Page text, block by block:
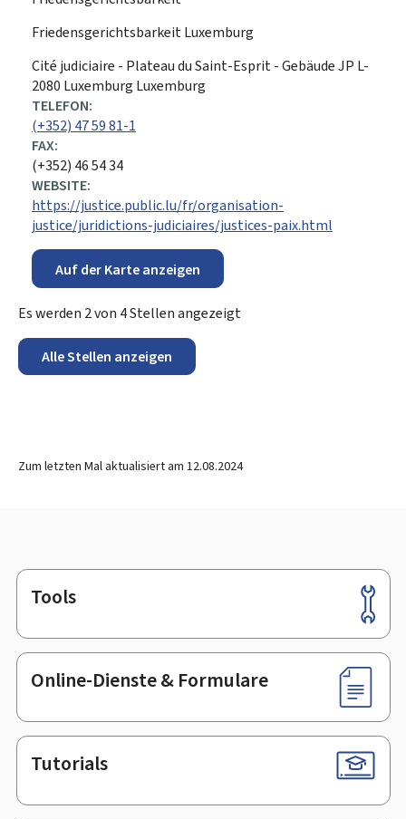
Friedensgerichtsbarkeit Luxemburg
ADRESSE:
Cité judiciaire - Plateau du Saint-Esprit - Gebäude JP L-
2080 Luxemburg Luxemburg
TELEFON:
(+352) 47 59 81-1
FAX:
(+352) 46 54 34
WEBSITE:
https://justice.public.lu/fr/organisation-
justice/juridictions-judiciaires/justices-paix.html
Auf der Karte anzeigen
Es werden 2von 4Stellen angezeigt
Alle Stellen anzeigen
Zum letzten Mal aktualisiert am 12.08.2024
Footer
Tools
Online-Dienste & Formulare
Tutorials